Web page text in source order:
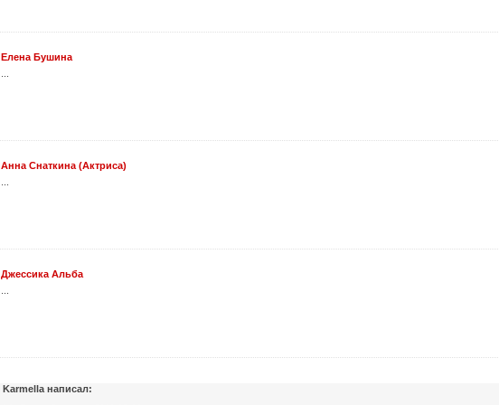
Елена Бушина
Анна Снаткина (Актриса)
Джессика Альба
Karmella написал: